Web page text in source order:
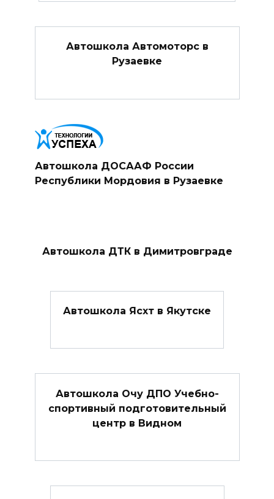
Автошкола Автомоторс в
Рузаевке
Автошкола ДОСААФ России
Республики Мордовия в Рузаевке
Автошкола ДТК в Димитровграде
Автошкола Ясхт в Якутске
Автошкола Очу ДПО Учебно-
спортивный подготовительный
центр в Видном